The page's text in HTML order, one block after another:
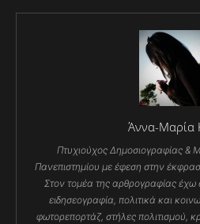
Άννα-Μαρία
Πτυχιούχος Δημοσιογραφίας &
Πανεπιστημίου με έφεση στην
Στον τομέα της αρθρογραφίας έχω
ειδησεογραφία, πολιτικά και
φωτορεπορτάζ, στήλες πολιτισμού,